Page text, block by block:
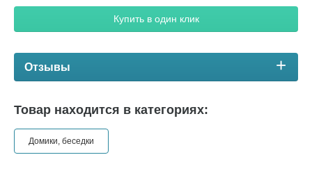
Купить в один клик
Отзывы
Товар находится в категориях:
Домики, беседки